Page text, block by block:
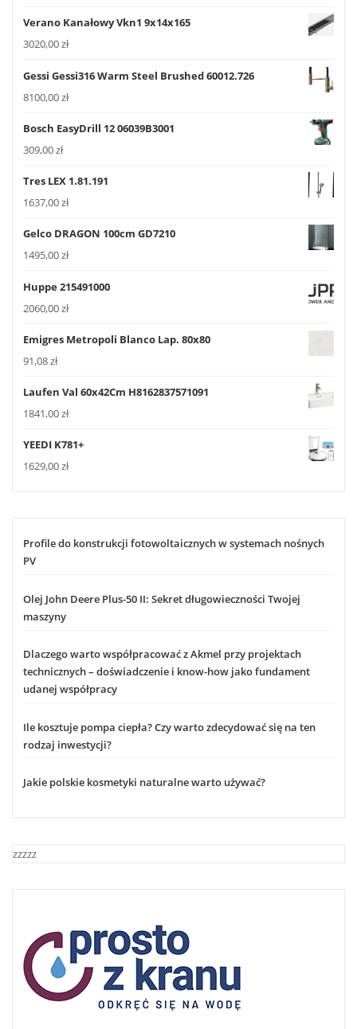
Verano Kanałowy Vkn1 9x14x165
3020,00zł
Gessi Gessi316 Warm Steel Brushed 60012.726
8100,00zł
Bosch EasyDrill 12 06039B3001
309,00zł
Tres LEX 1.81.191
1637,00zł
Gelco DRAGON 100cm GD7210
1495,00zł
Huppe 215491000
2060,00zł
Emigres Metropoli Blanco Lap. 80x80
91,08zł
Laufen Val 60x42Cm H8162837571091
1841,00zł
YEEDI K781+
1629,00zł
Profile do konstrukcji fotowoltaicznych w systemach nośnych
PV
Olej John Deere Plus-50 II: Sekret długowieczności Twojej
maszyny
Dlaczego warto współpracować z Akmel przy projektach
technicznych – doświadczenie i know-how jako fundament
udanej współpracy
Ile kosztuje pompa ciepła? Czy warto zdecydować się na ten
rodzaj inwestycji?
Jakie polskie kosmetyki naturalne warto używać?
zzzzz